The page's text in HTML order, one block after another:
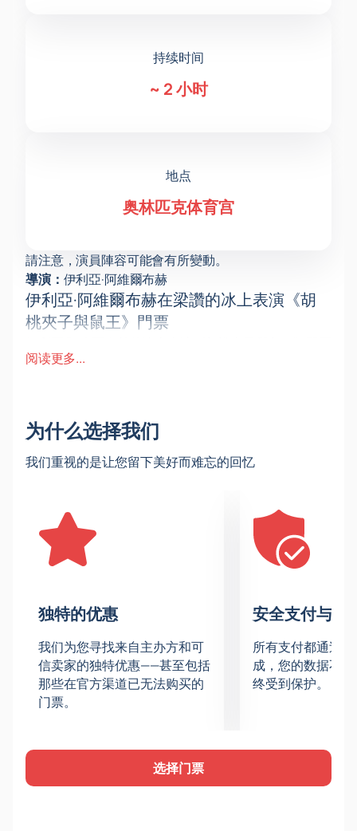
持续时间
~ 2 小时
地点
奥林匹克体育宫
請注意，演員陣容可能會有所變動。
導演： 伊利亞·阿維爾布赫
伊利亞·阿維爾布赫在梁讚的冰上表演《胡
桃夾子與鼠王》門票
將為這場充滿活力的冬季盛會奠定基礎。一個著名的童
佈景、特效和音樂為全家營造出一種夢幻般的氛圍。
日期和地點
冰上表演將於2026年1月4日在奧林匹克體育宮舉行。
冰上表演嘉賓
節目將邀請世界頂尖花式滑冰選手登台表演。奧運冠軍
葉卡捷琳娜·博布羅娃、亞歷山大·恩伯特以及兩屆世界
位藝術家都技藝精湛，無可挑剔。
冰上表演場地
奧林匹克體育宮是一座現代化的大型冰上表演場地。寬
敞的觀眾席是觀賞冰上表演的最佳地點。場地位置便
利，視野開闊，各年齡層的觀眾都能享受舒適的觀賽體
一個以童話故事《胡桃鉗與鼠王》為藍本的故事將在冰
上展開。頂級花式滑冰表演與原創編舞和表演完美結
阅读更多...
为什么选择我们
我们重视的是让您留下美好而难忘的回忆
独特的优惠
我们为您寻找来自主办方和可
信卖家的独特优惠——甚至包括
那些在官方渠道已无法购买的
门票。
安全支付与数
所有支付都通过
成，您的数据不
终受到保护。
选择门票